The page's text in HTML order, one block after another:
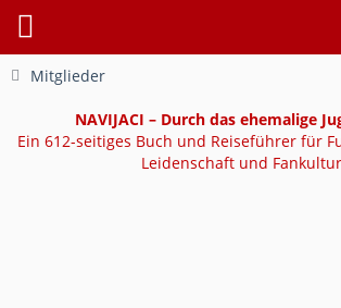
Mitglieder
NAVIJACI – Durch das ehemalige
Ein 612-seitiges Buch und Reiseführer für
Leidenschaft und